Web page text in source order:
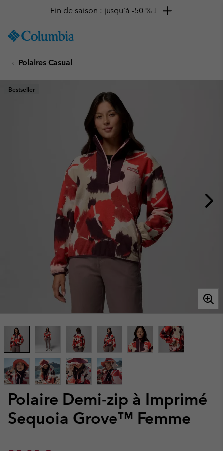
TO
SKIP
MAIN
NAV
Fin de saison : jusqu'à -50 % !
Polaires Casual
Polaire Demi-zip à Imprimé
Sequoia Grove™ Femme
Bestseller